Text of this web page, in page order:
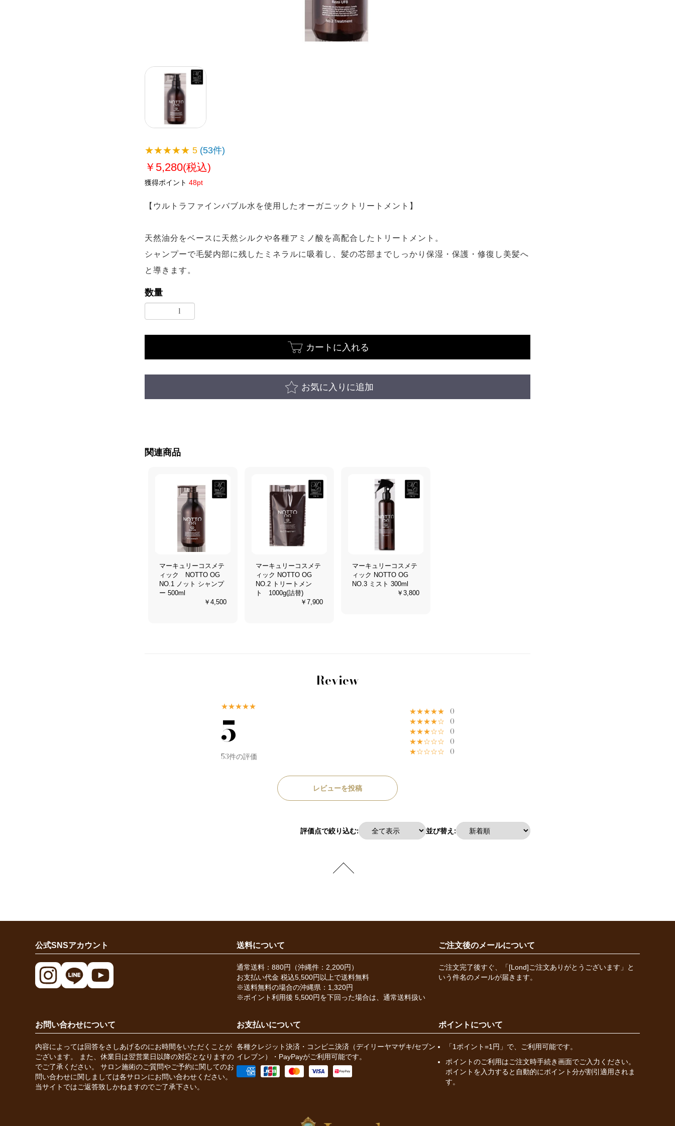
★★★★★ 5 (53件)
￥5,280(税込)
獲得ポイント 48pt
【ウルトラファインバブル水を使用したオーガニックトリートメント】
天然油分をベースに天然シルクや各種アミノ酸を高配合したトリートメント。
シャンプーで毛髪内部に残したミネラルに吸着し、髪の芯部までしっかり保湿・保護・修復し美髪へ
と導きます。
数量
カートに入れる
お気に入りに追加
関連商品
マーキュリーコスメテ
ィック NOTTO OG
NO.1 ノット シャンプ
ー 500ml
￥4,500
マーキュリーコスメテ
ィック NOTTO OG
NO.2 トリートメン
ト 1000g(詰替)
￥7,900
マーキュリーコスメテ
ィック NOTTO OG
NO.3 ミスト 300ml
￥3,800
Review
★★★★★
5
53件の評価
★★★★★ 0
★★★★☆ 0
★★★☆☆ 0
★★☆☆☆ 0
★☆☆☆☆ 0
レビューを投稿
評価点で絞り込む: 並び替え:
公式SNSアカウント 送料について
通常送料：880円（沖縄件：2,200円）
お支払い代金 税込5,500円以上で送料無料
※送料無料の場合の沖縄県：1,320円
※ポイント利用後 5,500円を下回った場合は、通常送料扱い
ご注文後のメールについて
ご注文完了後すぐ、「[Lond]ご注文ありがとうございます」と
いう件名のメールが届きます。
お問い合わせについて
内容によっては回答をさしあげるのにお時間をいただくことが
ございます。 また、休業日は翌営業日以降の対応となりますの
でご了承ください。 サロン施術のご質問やご予約に関してのお
問い合わせに関しましては各サロンにお問い合わせください。
当サイトではご返答致しかねますのでご了承下さい。
お支払いについて
各種クレジット決済・コンビニ決済（デイリーヤマザキ/セブン
イレブン）・PayPayがご利用可能です。
ポイントについて
「1ポイント=1円」で、ご利用可能です。
ポイントのご利用はご注文時手続き画面でご入力ください。
ポイントを入力すると自動的にポイント分が割引適用されま
す。